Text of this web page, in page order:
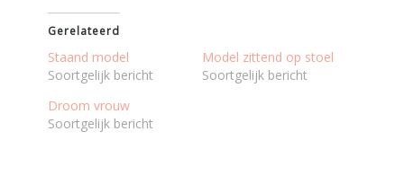
Gerelateerd
Staand model
Soortgelijk bericht
Model zittend op stoel
Soortgelijk bericht
Droom vrouw
Soortgelijk bericht